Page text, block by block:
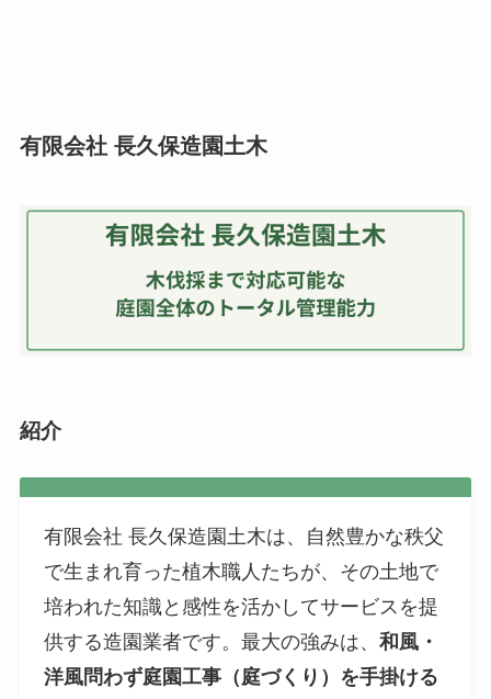
有限会社 長久保造園土木
紹介
有限会社 長久保造園土木は、自然豊かな秩父
で生まれ育った植木職人たちが、その土地で
培われた知識と感性を活かしてサービスを提
供する造園業者です。最大の強みは、和風・
洋風問わず庭園工事（庭づくり）を手掛ける